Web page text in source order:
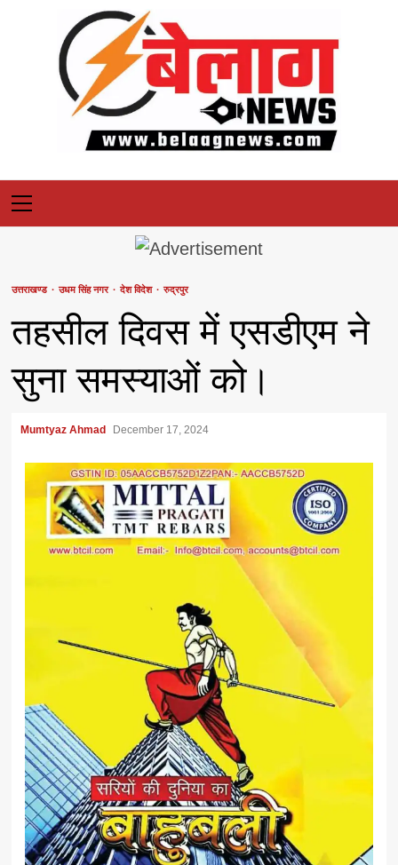
Primary
Menu
उत्तराखण्ड उधम सिंह नगर देश विदेश रुद्रपुर
तहसील दिवस में एसडीएम ने
सुना समस्याओं को।
Mumtyaz Ahmad December 17, 2024